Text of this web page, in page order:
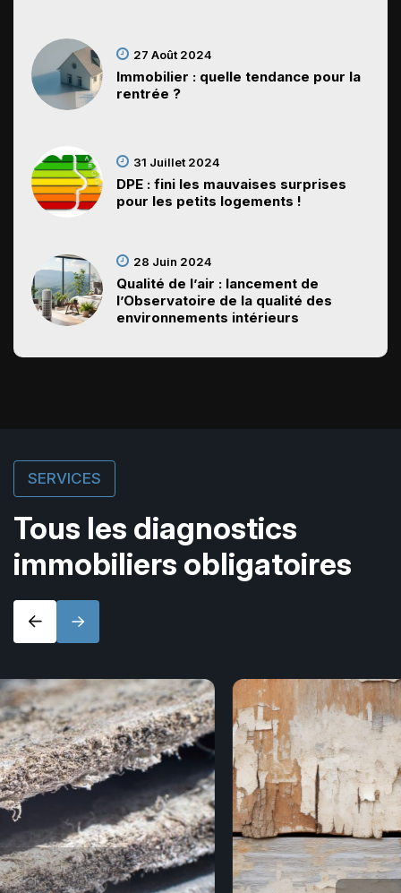
27 Août 2024
Immobilier : quelle tendance pour la
rentrée ?
31 Juillet 2024
DPE : fini les mauvaises surprises
pour les petits logements !
28 Juin 2024
Qualité de l’air : lancement de
l’Observatoire de la qualité des
environnements intérieurs
SERVICES
Tous les diagnostics
immobiliers obligatoires